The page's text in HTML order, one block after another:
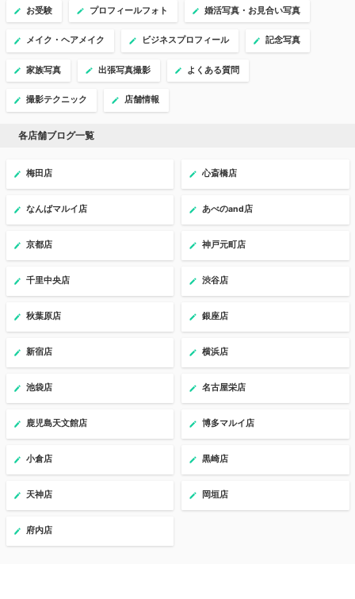
お受験 プロフィールフォト 婚活写真・お見合い写真
メイク・ヘアメイク ビジネスプロフィール 記念写真
家族写真 出張写真撮影 よくある質問
撮影テクニック 店舗情報
各店舗ブログ一覧
梅田店 心斎橋店
なんばマルイ店 あべのand店
京都店 神戸元町店
千里中央店 渋谷店
秋葉原店 銀座店
新宿店 横浜店
池袋店 名古屋栄店
鹿児島天文館店 博多マルイ店
小倉店 黒崎店
天神店 岡垣店
府内店